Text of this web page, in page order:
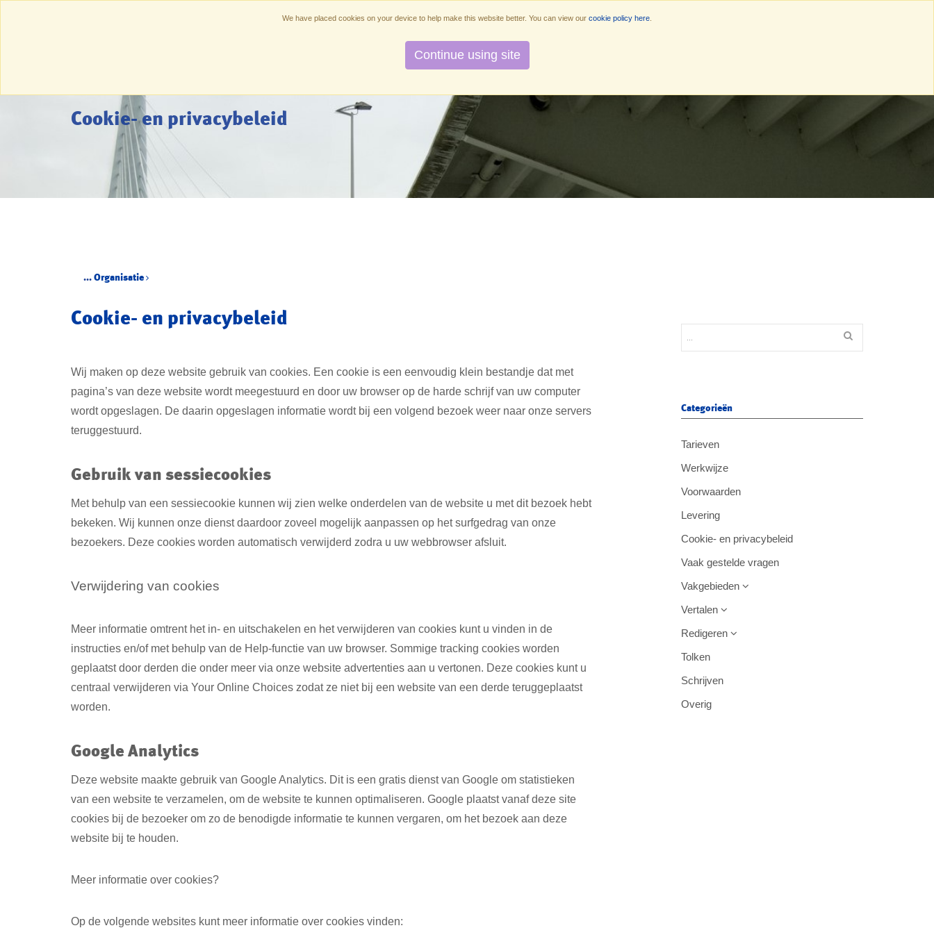
Home Diensten Methuiswerk.nl Over ons Organisatie
Cookie- en privacybeleid
...Organisatie
Cookie- en privacybeleid
Wij maken op deze website gebruik van cookies. Een cookie is een eenvoudig klein bestandje dat met
pagina’s van deze website wordt meegestuurd en door uw browser op de harde schrijf van uw computer
wordt opgeslagen. De daarin opgeslagen informatie wordt bij een volgend bezoek weer naar onze servers
teruggestuurd.
Gebruik van sessiecookies
Met behulp van een sessiecookie kunnen wij zien welke onderdelen van de website u met dit bezoek hebt
bekeken. Wij kunnen onze dienst daardoor zoveel mogelijk aanpassen op het surfgedrag van onze
bezoekers. Deze cookies worden automatisch verwijderd zodra u uw webbrowser afsluit.
Verwijdering van cookies
Meer informatie omtrent het in- en uitschakelen en het verwijderen van cookies kunt u vinden in de
instructies en/of met behulp van de Help-functie van uw browser. Sommige tracking cookies worden
geplaatst door derden die onder meer via onze website advertenties aan u vertonen. Deze cookies kunt u
centraal verwijderen via Your Online Choices zodat ze niet bij een website van een derde teruggeplaatst
worden.
Google Analytics
Deze website maakte gebruik van Google Analytics. Dit is een gratis dienst van Google om statistieken
van een website te verzamelen, om de website te kunnen optimaliseren. Google plaatst vanaf deze site
cookies bij de bezoeker om zo de benodigde informatie te kunnen vergaren, om het bezoek aan deze
website bij te houden.
Meer informatie over cookies?
Op de volgende websites kunt meer informatie over cookies vinden:
Categorieën
Tarieven
Werkwijze
Voorwaarden
Levering
Cookie- en privacybeleid
Vaak gestelde vragen
Vakgebieden
Vertalen
Redigeren
Tolken
Schrijven
Overig
We have placed cookies on your device to help make this website better. You can view our cookie policy here
Continue using site